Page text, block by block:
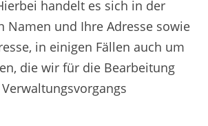
handelt es sich in der
Namen und Ihre Adresse sowie
in einigen Fällen auch um
die wir für die Bearbeitung